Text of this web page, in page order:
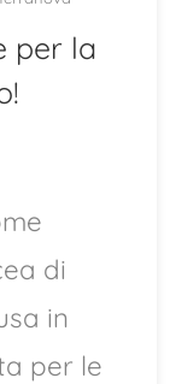
per la
di
in
per le